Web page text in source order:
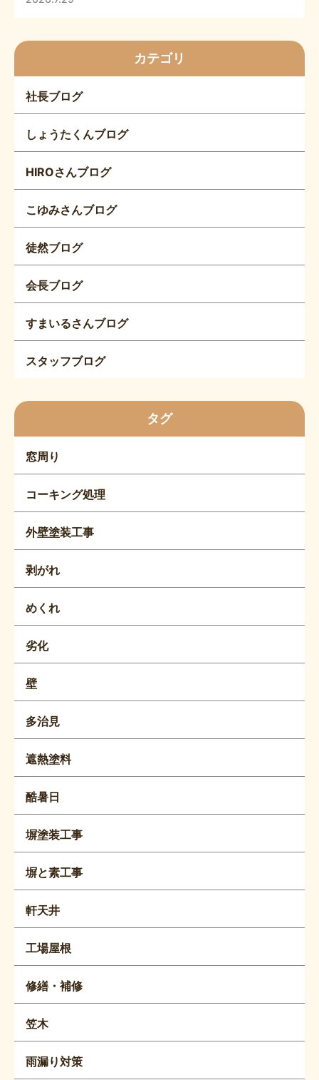
カテゴリ
社長ブログ
しょうたくんブログ
HIROさんブログ
こゆみさんブログ
徒然ブログ
会長ブログ
すまいるさんブログ
スタッフブログ
タグ
窓周り
コーキング処理
外壁塗装工事
剥がれ
めくれ
劣化
壁
多治見
遮熱塗料
酷暑日
塀塗装工事
塀と素工事
軒天井
工場屋根
修繕・補修
笠木
雨漏り対策